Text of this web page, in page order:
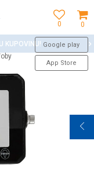
0
0
Google play
App Store
KUPOVINU!